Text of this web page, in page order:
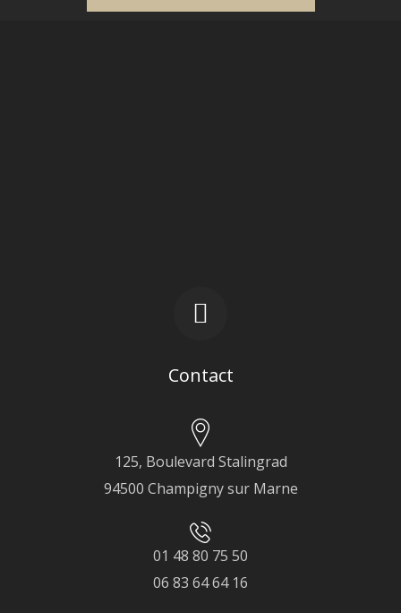
Contact
125, Boulevard Stalingrad
94500 Champigny sur Marne
01 48 80 75 50
06 83 64 64 16